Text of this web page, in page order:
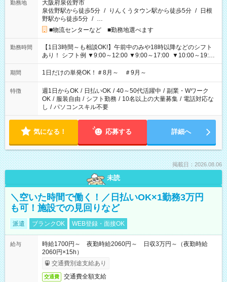
勤務地
大阪府泉佐野市
泉佐野駅から徒歩5分 / りんくうタウン駅から徒歩5分 / 日根
野駅から徒歩5分 / …
■物流センターなど ■勤務地選べます
勤務時間
【1日3時間～も相談OK!】午前中のみや18時以降などのシフト
あり！ シフト例 ▼9:00～12:00 ▼9:00～17:00 ▼10:00～19:00
▼18:00～21:00
期間 1日だけの単発OK！＃8月～ ＃9月～
特徴 週1日からOK / 日払いOK / 40～50代活躍中 / 副業・Wワーク
OK / 服装自由 / シフト勤務 / 10名以上の大量募集 / 電話対応な
し / パソコンスキル不要
気になる！ 応募する 詳細へ
掲載日：2026.08.06
未読
＼空いた時間で働く！／日払いOK×1勤務3万円
も可！施設での見回りなど
派遣 ブランクOK WEB登録・面接OK
給与
時給1700円～ 夜勤時給2060円～ 日収3万円～（夜勤時給
2060円×15h）
交通費別途支給あり
交通費 交通費全額支給